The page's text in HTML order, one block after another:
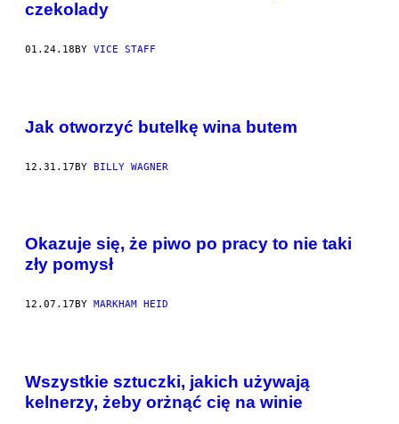
czekolady
01.24.18BY VICE STAFF
Jak otworzyć butelkę wina butem
12.31.17BY BILLY WAGNER
Okazuje się, że piwo po pracy to nie taki
zły pomysł
12.07.17 BY MARKHAM HEID
Wszystkie sztuczki, jakich używają
kelnerzy, żeby orżnąć cię na winie